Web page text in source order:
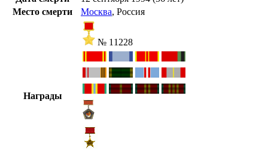
Место смерти
Москва, Россия
Награды
№ 11228